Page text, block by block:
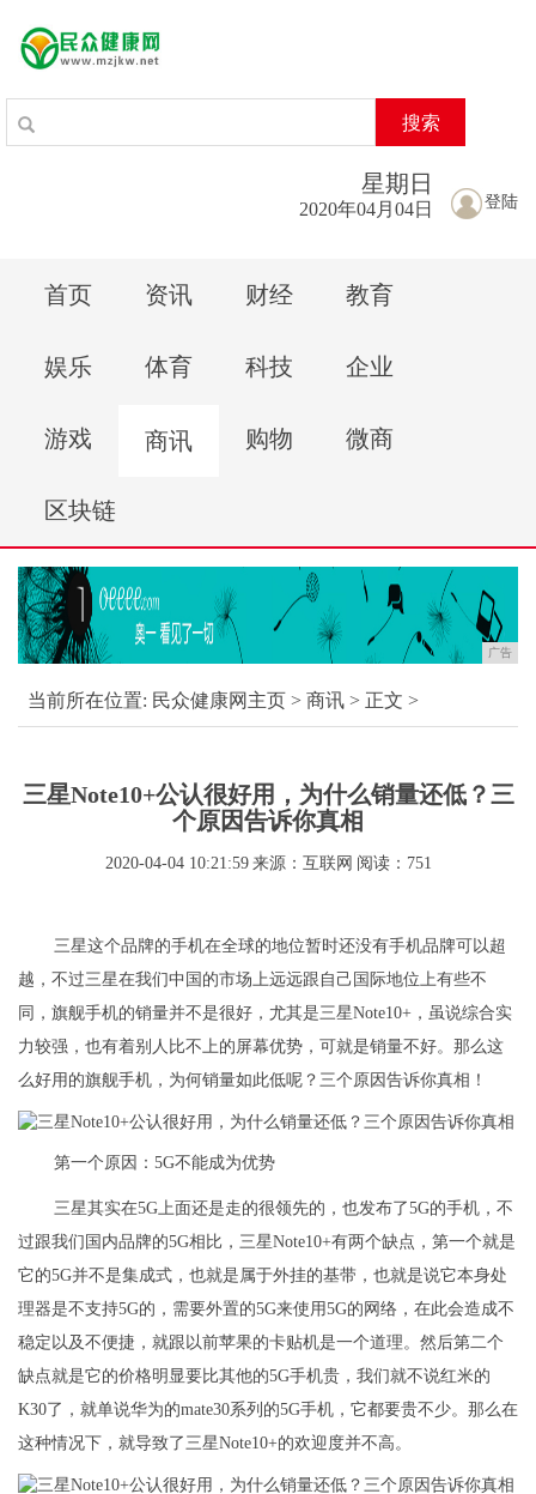
搜索
登陆
星期 日
2020年04月04日
首页 资讯 财经 教育
娱乐 体育 科技 企业
游戏 商讯 购物 微商
区块链
广告
当前所在位置: 民众健康网主页 > 商讯 > 正文 >
三星Note10+公认很好用，为什么销量还低？三
个原因告诉你真相
2020-04-04 10:21:59 来源：互联网 阅读：751
三星这个品牌的手机在全球的地位暂时还没有手机品牌可以超
越，不过三星在我们中国的市场上远远跟自己国际地位上有些不
同，旗舰手机的销量并不是很好，尤其是三星Note10+，虽说综合实
力较强，也有着别人比不上的屏幕优势，可就是销量不好。那么这
么好用的旗舰手机，为何销量如此低呢？三个原因告诉你真相！
第一个原因：5G不能成为优势
三星其实在5G上面还是走的很领先的，也发布了5G的手机，不
过跟我们国内品牌的5G相比，三星Note10+有两个缺点，第一个就是
它的5G并不是集成式，也就是属于外挂的基带，也就是说它本身处
理器是不支持5G的，需要外置的5G来使用5G的网络，在此会造成不
稳定以及不便捷，就跟以前苹果的卡贴机是一个道理。然后第二个
缺点就是它的价格明显要比其他的5G手机贵，我们就不说红米的
K30了，就单说华为的mate30系列的5G手机，它都要贵不少。那么在
这种情况下，就导致了三星Note10+的欢迎度并不高。